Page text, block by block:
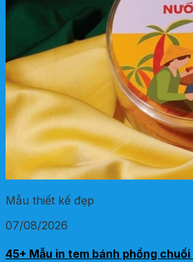
Mẫu thiết kế đẹp
07/08/2026
45+ Mẫu in tem bánh phồng